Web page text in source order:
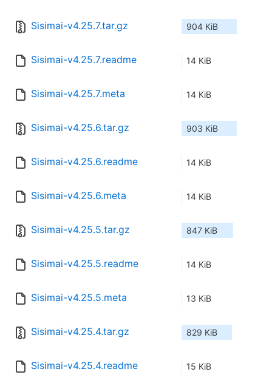
Sisimai-v4.25.7.tar.gz 904 KiB
Sisimai-v4.25.7.readme 14 KiB
Sisimai-v4.25.7.meta 14 KiB
Sisimai-v4.25.6.tar.gz 903 KiB
Sisimai-v4.25.6.readme 14 KiB
Sisimai-v4.25.6.meta 14 KiB
Sisimai-v4.25.5.tar.gz 847 KiB
Sisimai-v4.25.5.readme 14 KiB
Sisimai-v4.25.5.meta 13 KiB
Sisimai-v4.25.4.tar.gz 829 KiB
Sisimai-v4.25.4.readme 15 KiB